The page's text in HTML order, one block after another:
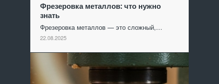
Фрезеровка металлов: что нужно
знать
Фрезеровка металлов — это сложный,…
22.08.2025